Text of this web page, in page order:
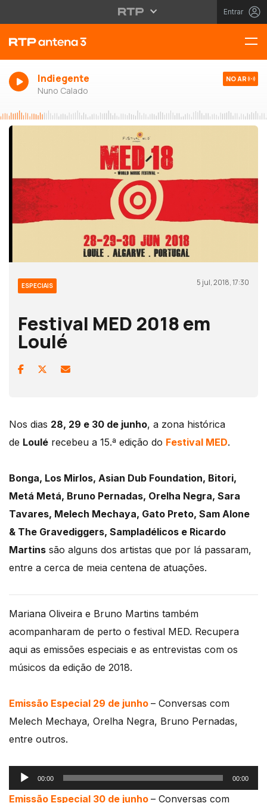
Entrar
Indiegente
Nuno Calado
NO AR
ESPECIAIS 5 jul, 2018, 17:30
Festival MED 2018 em
Loulé
Nos dias 28, 29 e 30 de junho, a zona histórica
de Loulé recebeu a 15.ª edição do Festival MED.
Bonga, Los Mirlos, Asian Dub Foundation, Bitori,
Metá Metá, Bruno Pernadas, Orelha Negra, Sara
Tavares, Melech Mechaya, Gato Preto, Sam Alone
& The Gravediggers, Sampladélicos e Ricardo
Martins são alguns dos artistas que por lá passaram,
entre a cerca de meia centena de atuações.
Mariana Oliveira e Bruno Martins também
acompanharam de perto o festival MED. Recupera
aqui as emissões especiais e as entrevistas com os
músicos da edição de 2018.
Emissão Especial 29 de junho – Conversas com
Melech Mechaya, Orelha Negra, Bruno Pernadas,
entre outros.
Reprodutor
de
00:00 00:00
Emissão Especial 30 de junho – Conversas com